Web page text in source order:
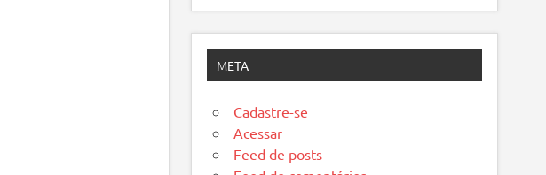
META
Cadastre-se
Acessar
Feed de posts